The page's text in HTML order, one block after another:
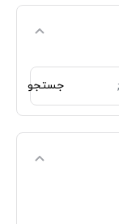
جستجو